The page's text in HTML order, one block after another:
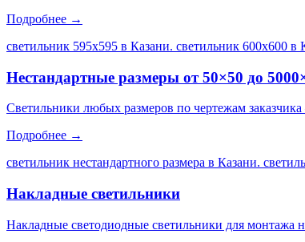
Подробнее →
светильник 595х595 в Казани. светильник 600х600 в
Нестандартные размеры от 50×50 до
Светильники любых размеров по чертежам
Подробнее →
светильник нестандартного размера в Казани.
Накладные светильники
Накладные светодиодные светильники для монтажа